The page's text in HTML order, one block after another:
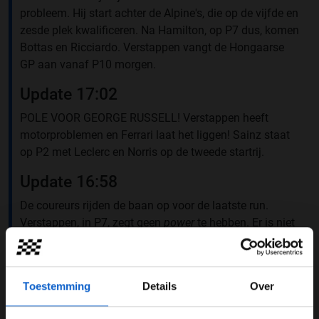
Toestemming Details Over
probleem. Hij start achter de Alpine's, die op de vijfde en
zesde plek kwalificeren. Na Hamilton, op P7 dus, komen
Bottas en Ricciardo. Verstappen vangt de Hongaarse
GP aan vanaf P10 morgen.
Update 17:02
POLE VOOR GEORGE RUSSELL! Verstappen heeft
motorproblemen en Ferrari laat het liggen! Sainz staat
op P2 met Leclerc en Norris op de tweede startrij.
Update 16:58
De coureurs rijden de baan op voor de laatste run.
Verstappen, in P7, zegt geen power te hebben. Er is niet
veel tijd om het probleem te verhelpen!
Update 16:54
Na de eerste run staat Sainz bovenaan, gevolgd door
Russell en Leclerc. Verstappen is slechts zevende,